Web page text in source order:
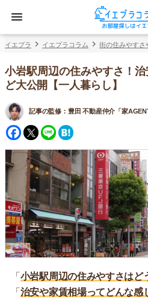
イエプラ イエプラコラム 街の住みやすさ
小岩駅周辺の住みやすさ！
ど大公開【一人暮らし】
記事の監修： 豊田 不動産仲介「家
Facebook
Twitter
Line
「 小岩駅周辺の住みやすさはど
「 治安や家賃相場ってどんな感